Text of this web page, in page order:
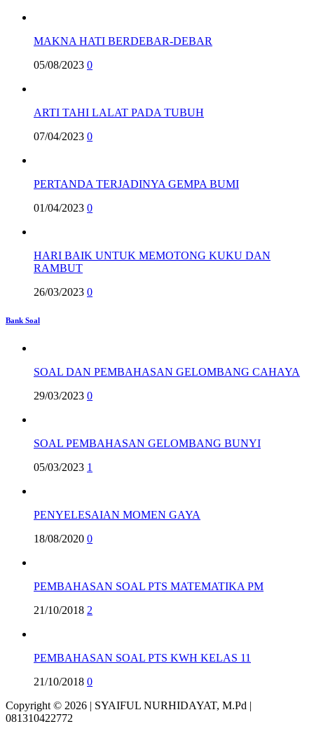
MAKNA HATI BERDEBAR-DEBAR
05/08/2023 0
ARTI TAHI LALAT PADA TUBUH
07/04/2023 0
PERTANDA TERJADINYA GEMPA BUMI
01/04/2023 0
HARI BAIK UNTUK MEMOTONG KUKU DAN
RAMBUT
26/03/2023 0
Bank Soal
SOAL DAN PEMBAHASAN GELOMBANG CAHAYA
29/03/2023 0
SOAL PEMBAHASAN GELOMBANG BUNYI
05/03/2023 1
PENYELESAIAN MOMEN GAYA
18/08/2020 0
PEMBAHASAN SOAL PTS MATEMATIKA PM
21/10/2018 2
PEMBAHASAN SOAL PTS KWH KELAS 11
21/10/2018 0
Copyright © 2026 | SYAIFUL NURHIDAYAT, M.Pd |
081310422772